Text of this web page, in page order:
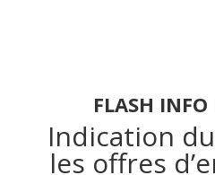
FLASH
Indication
les offres